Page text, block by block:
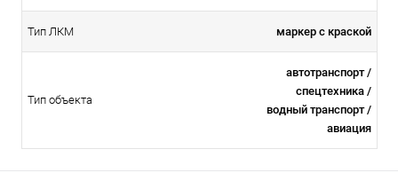
Тип ЛКМ маркер с краской
Тип объекта
автотранспорт /
спецтехника /
водный транспорт /
авиация